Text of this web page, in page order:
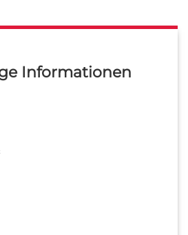
Informationen